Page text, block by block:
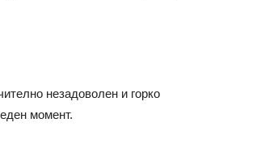
незадоволен и горко
момент.